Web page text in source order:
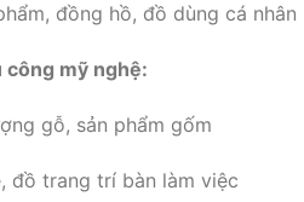
đồng hồ, đồ dùng cá nhân
mỹ nghệ:
gỗ, sản phẩm gốm
đồ trang trí bàn làm việc